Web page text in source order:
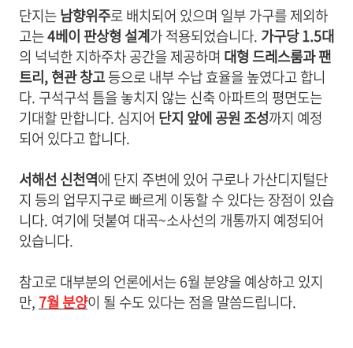
단지는남향위주로 배치되어 있으며 일부 가구를 제외하
고는4베이 판상형 설계가 적용되었습니다. 가구당 1.5대
의 넉넉한 지하주차 공간을 제공하며 대형 드레스룸과 팬
트리, 현관 창고등으로 내부 수납 효율을 높였다고 합니
다. 구석구석 틈을 놓치지 않는 신축 아파트의 평면도는
기대할 만합니다. 심지어 단지 앞에 공원 조성까지 예정
되어 있다고 합니다.
서해선 신천역에 단지 주변에 있어 구로나 가산디지털단
지 등의 업무지구로 빠르게 이동할 수 있다는 장점이 있습
니다. 여기에 덧붙여 대곡~소사선의 개통까지 예정되어
있습니다.
참고로 대부분의 언론에서는 6월 분양을 예상하고 있지
만,7월 분양이 될 수도 있다는 점을 말씀드립니다.